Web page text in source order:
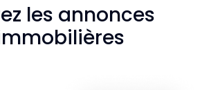
les annonces